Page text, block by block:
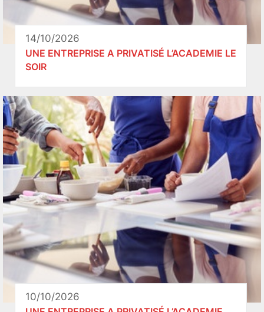
14/10/2026
UNE ENTREPRISE A PRIVATISÉ L’ACADEMIE LE
SOIR
10/10/2026